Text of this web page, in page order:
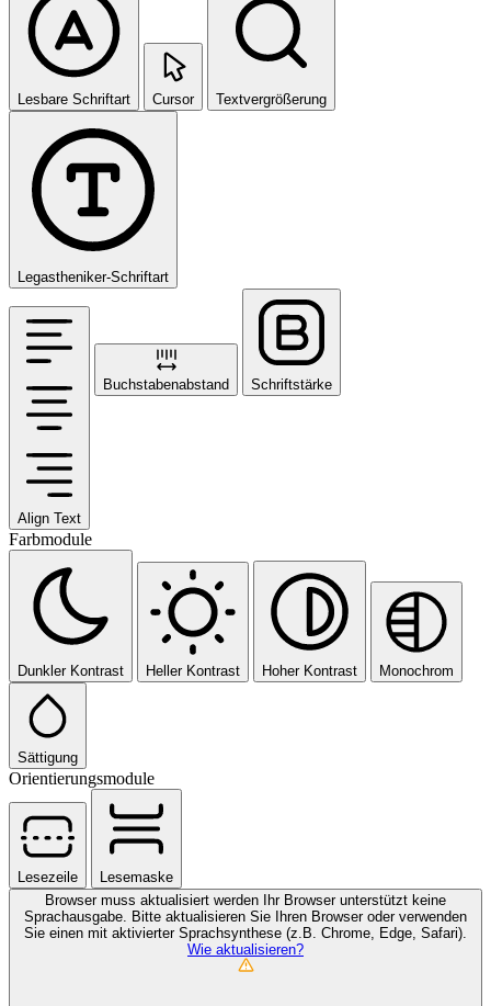
Lesbare Schriftart Cursor Textvergrößerung
Legastheniker-Schriftart
Align Text
Buchstabenabstand Schriftstärke
Farbmodule
Dunkler Kontrast Heller Kontrast Hoher Kontrast Monochrom
Sättigung
Orientierungsmodule
Lesezeile
Lesemaske
Browser muss aktualisiert werden
Ihr Browser unterstützt keine
Sprachausgabe. Bitte aktualisieren Sie Ihren Browser oder verwenden
Sie einen mit aktivierter Sprachsynthese (z.B. Chrome, Edge, Safari).
Wie aktualisieren?